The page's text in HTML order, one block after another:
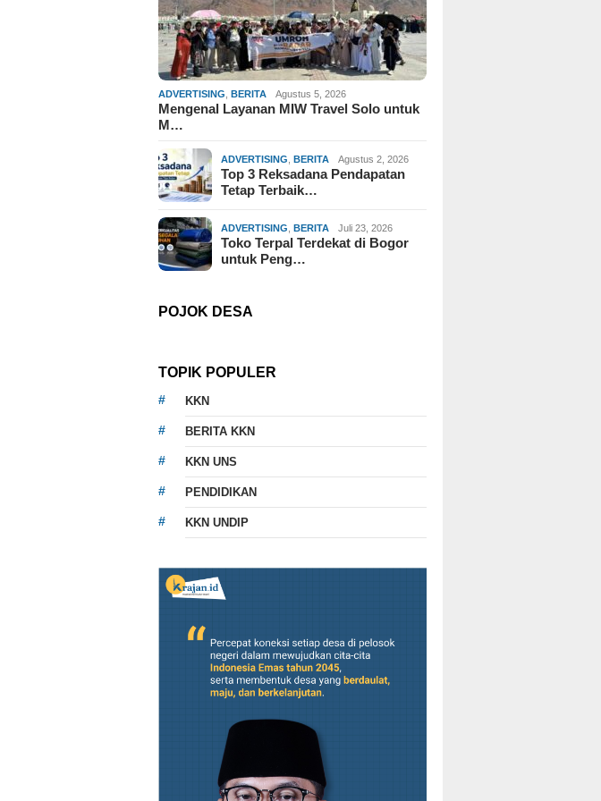
ADVERTISING ,BERITA Agustus 5, 2026
Mengenal Layanan MIW Travel Solo untuk
M…
ADVERTISING ,BERITA Agustus 2, 2026
Top 3 Reksadana Pendapatan
Tetap Terbaik…
ADVERTISING ,BERITA Juli 23, 2026
Toko Terpal Terdekat di Bogor
untuk Peng…
POJOK DESA
TOPIK POPULER
KKN
BERITA KKN
KKN UNS
PENDIDIKAN
KKN UNDIP